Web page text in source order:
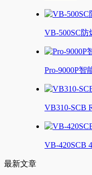
VB-500SC防
Pro-9000P智
VB310-SCB
VB-420SCB
最新文章